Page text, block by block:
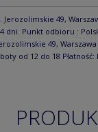
49,
dni. Punkt odbioru :
49,
od 12 do 18